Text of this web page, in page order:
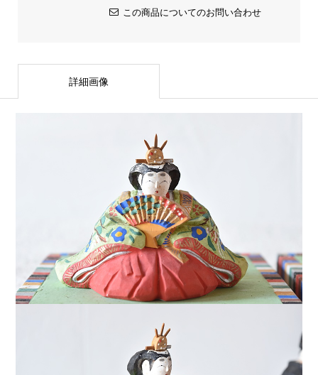
この商品についてのお問い合わせ
詳細画像